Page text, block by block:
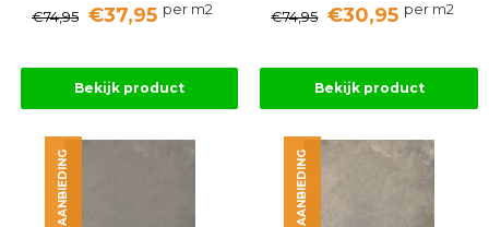
€74,95 €37,95 per m2
Bekijk product
€74,95 €30,95 per m2
Bekijk product
AANBIEDING AANBIEDING